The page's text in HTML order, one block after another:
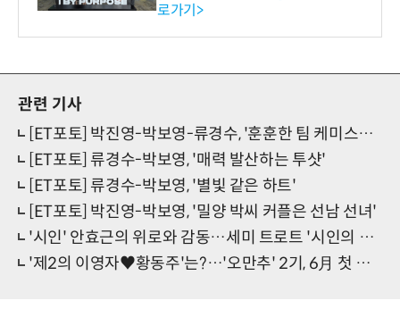
-바이오 해외 진출 교두보 확
보
로가기>
관련 기사
[ET포토] 박진영-박보영-류경수, '훈훈한 팀 케미스트리'
[ET포토] 류경수-박보영, '매력 발산하는 투샷'
[ET포토] 류경수-박보영, '별빛 같은 하트'
[ET포토] 박진영-박보영, '밀양 박씨 커플은 선남 선녀'
'시인' 안효근의 위로와 감동…세미 트로트 '시인의 마음은'
'제2의 이영자♥황동주'는?…'오만추' 2기, 6月 첫 방송